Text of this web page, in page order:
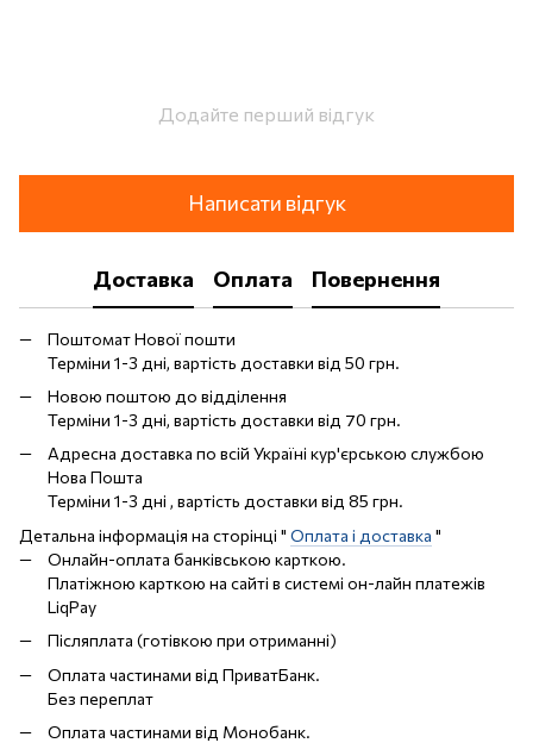
Додайте перший відгук
Написати відгук
Доставка Оплата Повернення
Поштомат Нової пошти
Терміни 1-3 дні, вартість доставки від 50 грн.
Новою поштою до відділення
Терміни 1-3 дні, вартість доставки від 70 грн.
Адресна доставка по всій Україні кур'єрською службою
Нова Пошта
Терміни 1-3 дні , вартість доставки від 85 грн.
Детальна інформація на сторінці " Оплата і доставка "
Онлайн-оплата банківською карткою.
Платіжною карткою на сайті в системі он-лайн платежів
LiqPay
Післяплата (готівкою при отриманні)
Оплата частинами від ПриватБанк.
Без переплат
Оплата частинами від Монобанк.